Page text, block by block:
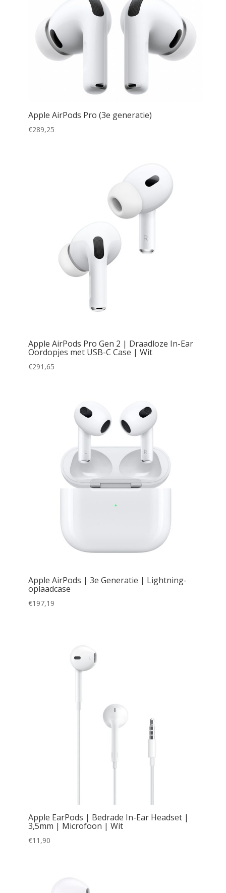
Apple AirPods Pro (3e generatie)
€289,25
Apple AirPods Pro Gen 2 | Draadloze In-Ear
Oordopjes met USB-C Case | Wit
€291,65
Apple AirPods | 3e Generatie | Lightning-
oplaadcase
€197,19
Apple EarPods | Bedrade In-Ear Headset |
3,5mm | Microfoon | Wit
€11,90